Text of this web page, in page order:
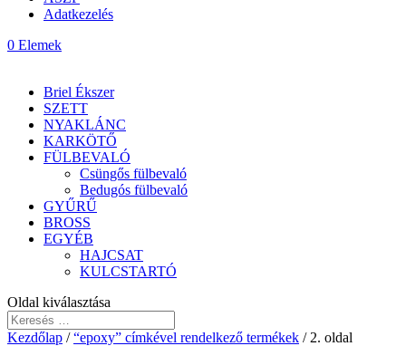
Adatkezelés
0 Elemek
Briel Ékszer
SZETT
NYAKLÁNC
KARKÖTŐ
FÜLBEVALÓ
Csüngős fülbevaló
Bedugós fülbevaló
GYŰRŰ
BROSS
EGYÉB
HAJCSAT
KULCSTARTÓ
Oldal kiválasztása
Kezdőlap /“epoxy” címkével rendelkező termékek / 2. oldal